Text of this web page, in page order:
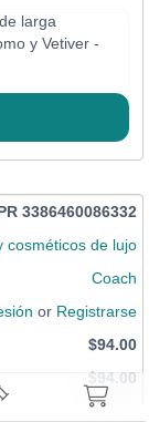
larga
y Vetiver -
3386460086332
cosméticos de lujo
Coach
or Registrarse
$94.00
$94.00
de Distribución